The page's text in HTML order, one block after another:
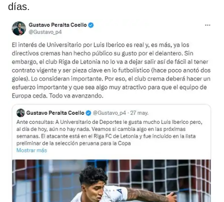
días.